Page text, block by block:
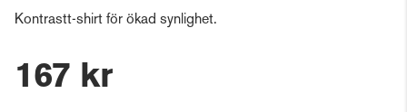
Kontrastt-shirt för ökad synlighet.
167 kr